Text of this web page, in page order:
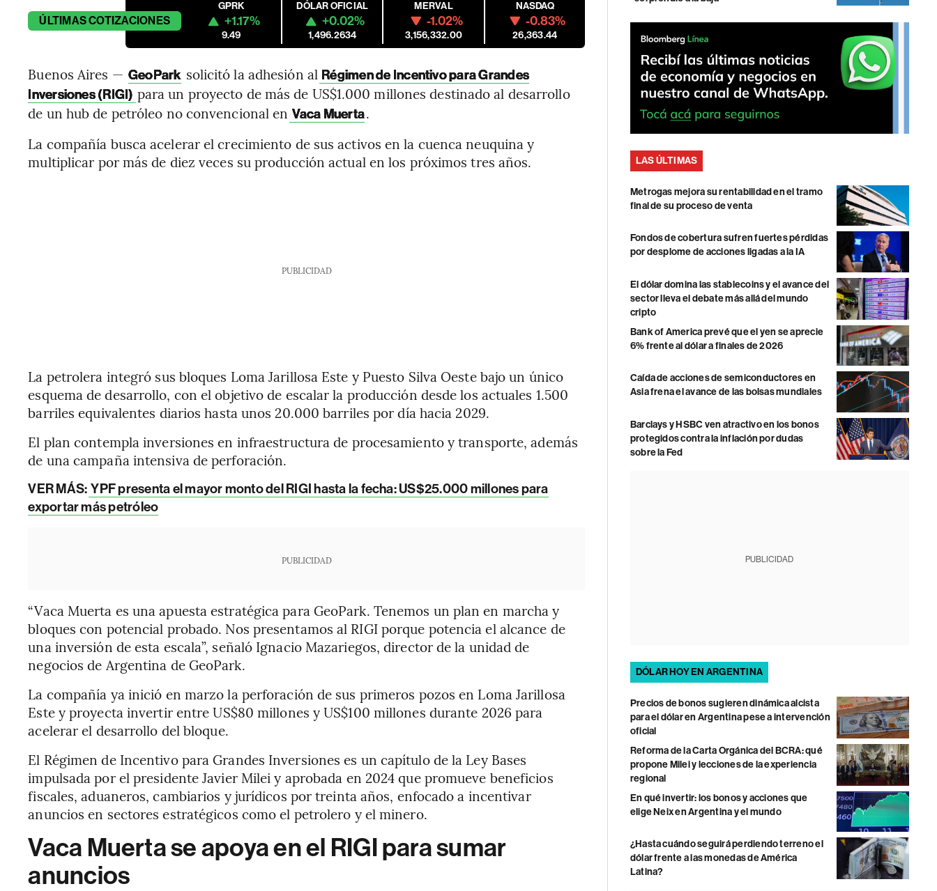
ÚLTIMASCOTIZACIONES
GPRK
+1.17%
9.49
DÓLAR OFICIAL
+0.02%
1,496.2634
MERVAL
-1.02%
3,156,332.00
NASDAQ
-0.83%
26,363.44
Buenos Aires — GeoPark solicitó la adhesión al Régimen de Incentivo para Grandes
Inversiones (RIGI) para un proyecto de más de US$1.000 millones destinado al desarrollo
de un hub de petróleo no convencional en Vaca Muerta.
La compañía busca acelerar el crecimiento de sus activos en la cuenca neuquina y
multiplicar por más de diez veces su producción actual en los próximos tres años.
PUBLICIDAD
La petrolera integró sus bloques Loma Jarillosa Este y Puesto Silva Oeste bajo un único
esquema de desarrollo, con el objetivo de escalar la producción desde los actuales 1.500
barriles equivalentes diarios hasta unos 20.000 barriles por día hacia 2029.
El plan contempla inversiones en infraestructura de procesamiento y transporte, además
de una campaña intensiva de perforación.
VER MÁS: YPF presenta el mayor monto del RIGI hasta la fecha: US$25.000 millones para
exportar más petróleo
PUBLICIDAD
“Vaca Muerta es una apuesta estratégica para GeoPark. Tenemos un plan en marcha y
bloques con potencial probado. Nos presentamos al RIGI porque potencia el alcance de
una inversión de esta escala”, señaló Ignacio Mazariegos, director de la unidad de
negocios de Argentina de GeoPark.
La compañía ya inició en marzo la perforación de sus primeros pozos en Loma Jarillosa
Este y proyecta invertir entre US$80 millones y US$100 millones durante 2026 para
acelerar el desarrollo del bloque.
El Régimen de Incentivo para Grandes Inversiones es un capítulo de la Ley Bases
impulsada por el presidente Javier Milei y aprobada en 2024 que promueve beneficios
fiscales, aduaneros, cambiarios y jurídicos por treinta años, enfocado a incentivar
anuncios en sectores estratégicos como el petrolero y el minero.
Vaca Muerta se apoya en el RIGI para sumar
anuncios
LAS ÚLTIMAS
Metrogas mejora su rentabilidad en el tramo
final de su proceso de venta
Fondos de cobertura sufren fuertes pérdidas
por desplome de acciones ligadas a la IA
El dólar domina las stablecoins y el avance del
sector lleva el debate más allá del mundo
cripto
Bank of America prevé que el yen se aprecie
6% frente al dólar a finales de 2026
Caída de acciones de semiconductores en
Asia frena el avance de las bolsas mundiales
Barclays y HSBC ven atractivo en los bonos
protegidos contra la inflación por dudas
sobre la Fed
PUBLICIDAD
DÓLAR HOY EN ARGENTINA
Precios de bonos sugieren dinámica alcista
para el dólar en Argentina pese a intervención
oficial
Reforma de la Carta Orgánica del BCRA: qué
propone Milei y lecciones de la experiencia
regional
En qué invertir: los bonos y acciones que
elige Neix en Argentina y el mundo
¿Hasta cuándo seguirá perdiendo terreno el
dólar frente a las monedas de América
Latina?